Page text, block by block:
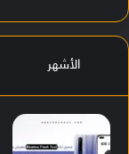
الأشهر